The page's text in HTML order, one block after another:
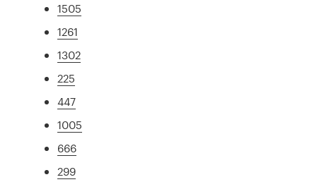
1505
1261
1302
225
447
1005
666
299